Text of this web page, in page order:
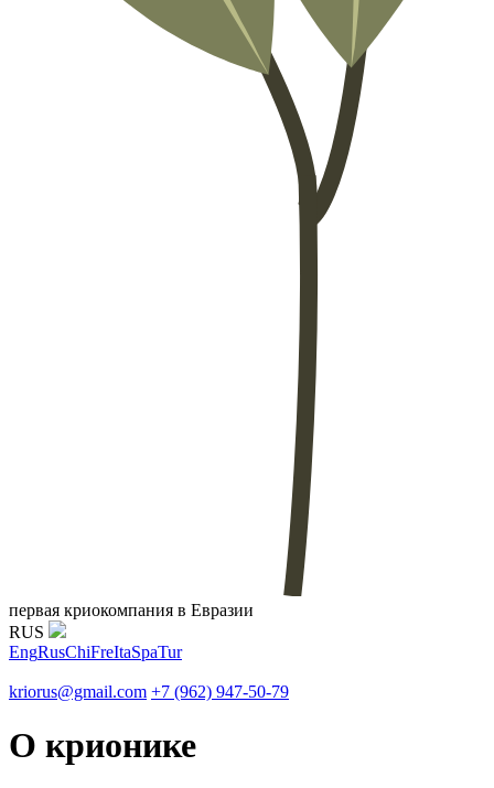
первая криокомпания в Евразии
RUS
EngRusChiFreItaSpaTur
kriorus@gmail.com +7 (962) 947-50-79
О крионике